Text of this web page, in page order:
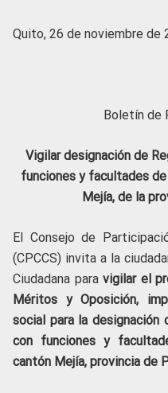
Quito, 26 de noviembre de
Boletín de
Vigilar designación de
funciones y facultades
Mejía, de la
El Consejo de
(CPCCS) invita a la
Ciudadana para vigilar el
Méritos y Oposición,
social para la designación
con funciones y
cantón Mejía, provincia de